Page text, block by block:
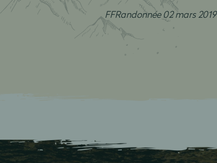
FFRandonnée 02 mars 2019